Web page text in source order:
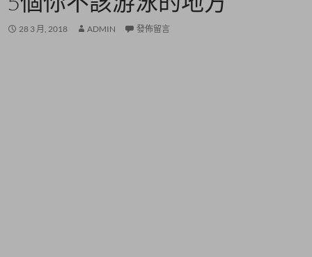
28 3 月, 2018 ADMIN 發佈留言